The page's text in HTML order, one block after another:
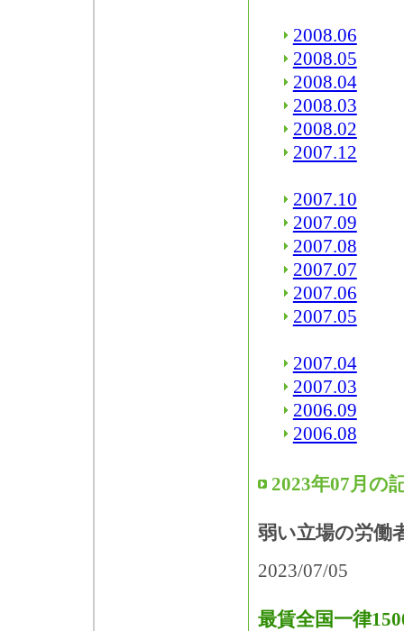
2008.06
2008.05
2008.04
2008.03
2008.02
2007.12
2007.10
2007.09
2007.08
2007.07
2007.06
2007.05
2007.04
2007.03
2006.09
2006.08
2023年07月の
弱い立場の労働
2023/07/05
最賃全国一律